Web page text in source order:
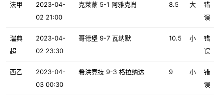
法甲
2023-04-
02 21:00
克莱蒙 5-1 阿雅克肖 8.5 大
错
误
瑞典
超
2023-04-
02 23:30
哥德堡 9-7 瓦纳默 10.5 小
错
误
西乙
2023-04-
03 00:30
希洪竞技 9-3 格拉纳达 9 小
错
误